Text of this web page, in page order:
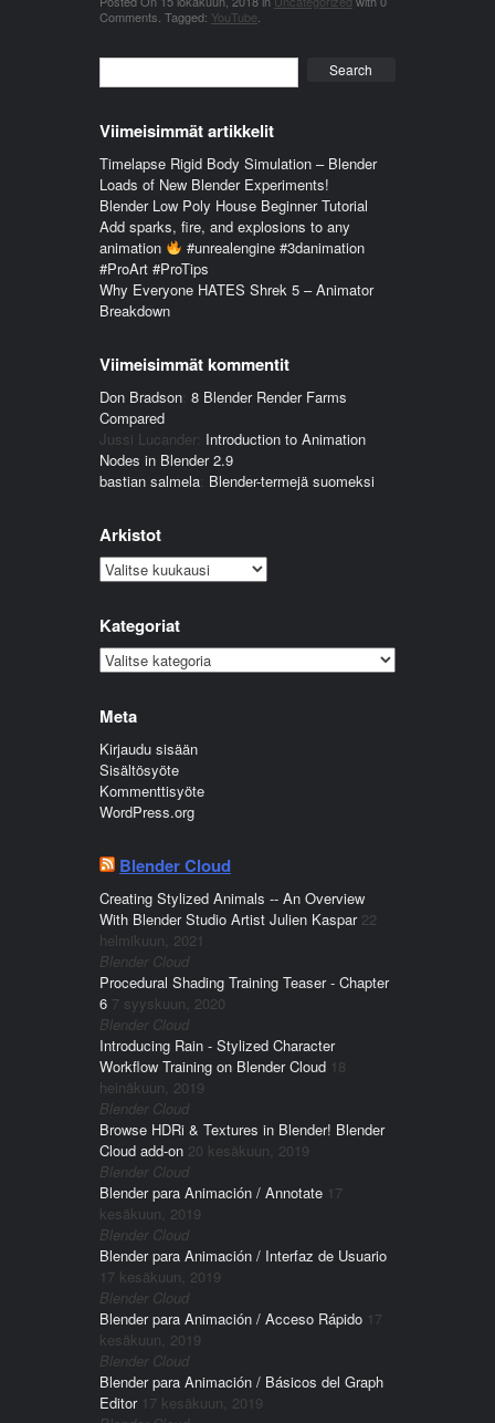
Comments Tagged: YouTube
Viimeisimmät artikkelit
Timelapse Rigid Body Simulation – Blender
Loads of New Blender Experiments!
Blender Low Poly House Beginner Tutorial
Add sparks, fire, and explosions to any
animation
#unrealengine #3danimation
#ProArt #ProTips
Why Everyone HATES Shrek 5 – Animator
Breakdown
Viimeisimmät kommentit
Don Bradson: 8 Blender Render Farms
Compared
Jussi Lucander: Introduction to Animation
Nodes in Blender 2.9
bastian salmela: Blender-termejä suomeksi
Arkistot
Arkistot
Kategoriat
Kategoriat
Meta
Kirjaudu sisään
Sisältösyöte
Kommenttisyöte
WordPress.org
Blender Cloud
Creating Stylized Animals -- An Overview
With Blender Studio Artist Julien Kaspar 22
helmikuun, 2021
Blender Cloud
Procedural Shading Training Teaser - Chapter
6 7 syyskuun, 2020
Blender Cloud
Introducing Rain - Stylized Character
Workflow Training on Blender Cloud 18
heinäkuun, 2019
Blender Cloud
Browse HDRi & Textures in Blender! Blender
Cloud add-on 20 kesäkuun, 2019
Blender Cloud
Blender para Animación / Annotate 17
kesäkuun, 2019
Blender Cloud
Blender para Animación / Interfaz de Usuario
17 kesäkuun, 2019
Blender Cloud
Blender para Animación / Acceso Rápido 17
kesäkuun, 2019
Blender Cloud
Blender para Animación / Básicos del Graph
Editor 17 kesäkuun, 2019